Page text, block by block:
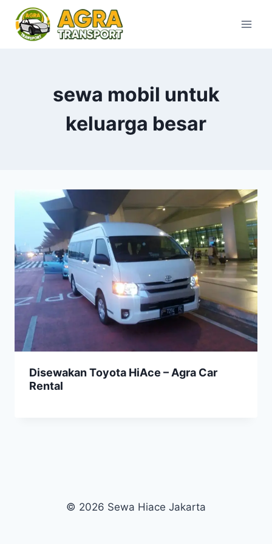
content
sewa mobil untuk
keluarga besar
Disewakan Toyota HiAce – Agra Car
Rental
© 2026 Sewa Hiace Jakarta